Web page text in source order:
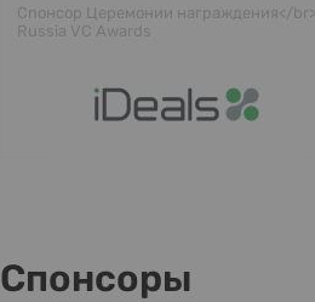
Спонсор Церемонии награждения</br>
Russia VC Awards
Спонсоры